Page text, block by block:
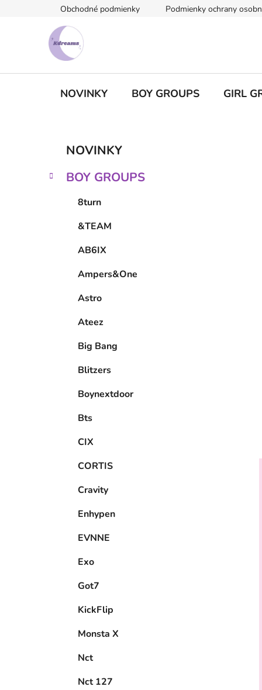
Obchodné podmienky Podmienky ochrany
NOVINKY BOY GROUPS GIRL
č
Preskočiť
kategórie
e
NOVINKY
BOY GROUPS
8turn
&TEAM
AB6IX
Ampers&One
Astro
Ateez
Big Bang
Blitzers
Boynextdoor
Bts
CIX
CORTIS
Cravity
Enhypen
EVNNE
Exo
Got7
KickFlip
Monsta X
Nct
Nct 127